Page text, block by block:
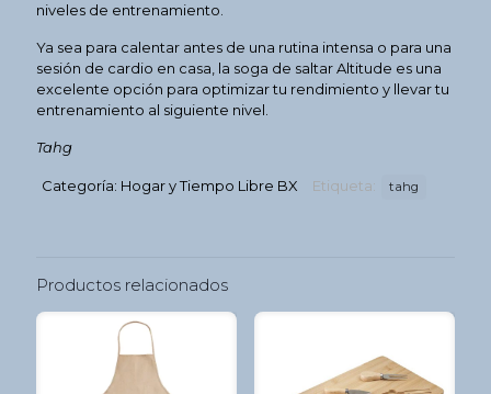
niveles de entrenamiento.
Ya sea para calentar antes de una rutina intensa o para una
sesión de cardio en casa, la soga de saltar Altitude es una
excelente opción para optimizar tu rendimiento y llevar tu
entrenamiento al siguiente nivel.
Tahg
Categoría: Hogar y Tiempo Libre BX Etiqueta: tahg
Productos relacionados